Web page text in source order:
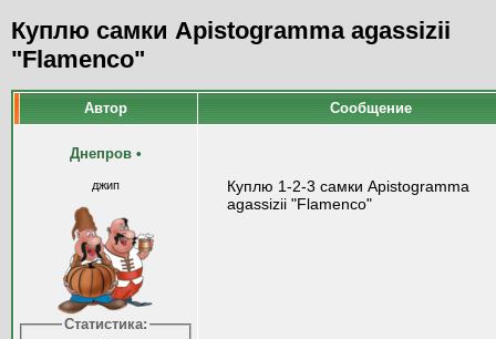
Куплю самки Apistogramma agassizii
"Flamenco"
Автор Сообщение
Днепров •
джип
Статистика:
Куплю 1-2-3 самки Apistogramma
agassizii "Flamenco"